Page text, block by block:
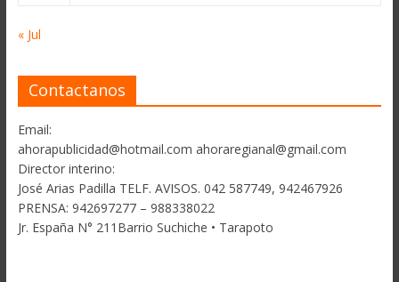
« Jul
Contactanos
Email:
ahorapublicidad@hotmail.com ahoraregianal@gmail.com
Director interino:
José Arias Padilla TELF. AVISOS. 042 587749, 942467926
PRENSA: 942697277 – 988338022
Jr. España N° 211Barrio Suchiche • Tarapoto